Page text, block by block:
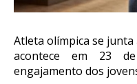
Atleta olímpica se junta
acontece em 23
engajamento dos